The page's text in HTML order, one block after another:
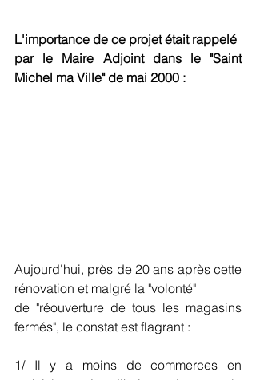
L'importance de ce projet était rappelé
par le Maire Adjoint dans le "Saint
Michel ma Ville" de mai 2000 :
Aujourd'hui, près de 20 ans après cette
rénovation et malgré la "volonté"
de "réouverture de tous les magasins
fermés", le constat est flagrant :
1/ Il y a moins de commerces en